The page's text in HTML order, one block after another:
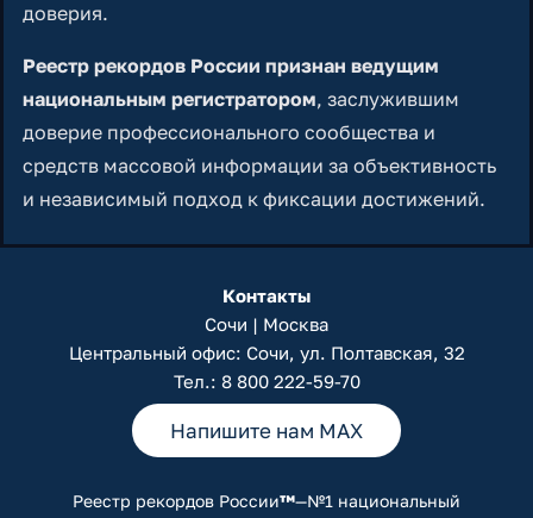
доверия.
Реестр рекордов России признан ведущим
национальным регистратором, заслужившим
доверие профессионального сообщества и
средств массовой информации за объективность
и независимый подход к фиксации достижений.
Контакты
Сочи | Москва
Центральный офис: Сочи, ул. Полтавская, 32
Тел.: 8 800 222-59-70
Напишите нам MAX
Реестр рекордов России™—№1 национальный